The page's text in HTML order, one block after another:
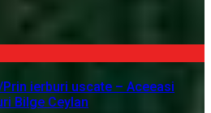
ierburi uscate – Aceeasi
Bilge Ceylan